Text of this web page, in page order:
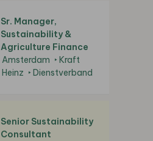
Sr. Manager,
Sustainability &
Agriculture Finance
Amsterdam
Kraft
Heinz
Dienstverband
Senior Sustainability
Consultant